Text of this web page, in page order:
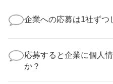
企業への応募は1社ずつ
実際に医療キャリアナ
の多くは、複数応募して
います。
応募すると企業に個人
か？